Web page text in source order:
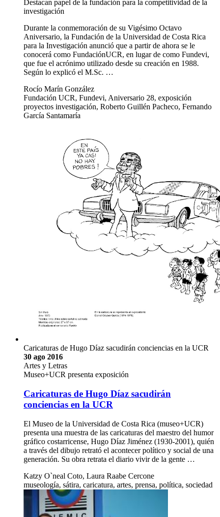
Destacan papel de la fundación para la competitividad de la
investigación
Durante la conmemoración de su Vigésimo Octavo
Aniversario, la Fundación de la Universidad de Costa Rica
para la Investigación anunció que a partir de ahora se le
conocerá como FundaciónUCR, en lugar de como Fundevi,
que fue el acrónimo utilizado desde su creación en 1988.
Según lo explicó el M.Sc. …
Rocío Marín González
Fundación UCR, Fundevi, Aniversario 28, exposición
proyectos investigación, Roberto Guillén Pacheco, Fernando
García Santamaría
Caricaturas de Hugo Díaz sacudirán conciencias en la UCR
30 ago 2016
Artes y Letras
Museo+UCR presenta exposición
Caricaturas de Hugo Díaz sacudirán
conciencias en la UCR
El Museo de la Universidad de Costa Rica (museo+UCR)
presenta una muestra de las caricaturas del maestro del humor
gráfico costarricense, Hugo Díaz Jiménez (1930-2001), quién
a través del dibujo retrató el acontecer político y social de una
generación. Su obra retrata el diario vivir de la gente …
Katzy O`neal Coto, Laura Raabe Cercone
museología, sátira, caricatura, artes, prensa, política, sociedad